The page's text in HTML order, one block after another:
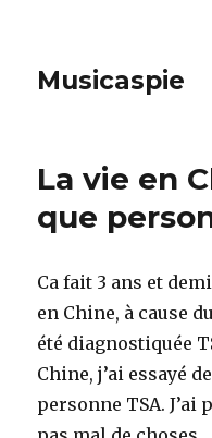
Musicaspie
La vie en
que
Ca fait 3 ans et
en Chine, à cause
été diagnostiquée
Chine, j’ai essayé
personne TSA.